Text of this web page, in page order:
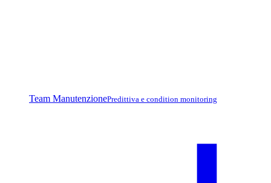
Team ManutenzionePredittiva e condition monitoring